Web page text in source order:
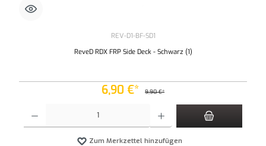
REV-D1-BF-SD1
ReveD RDX FRP Side Deck - Schwarz (1)
6,90 €* 9,90 €*
Zum Merkzettel hinzufügen